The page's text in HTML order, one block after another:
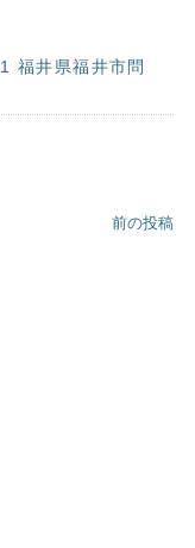
福井県福井市問
前の投稿